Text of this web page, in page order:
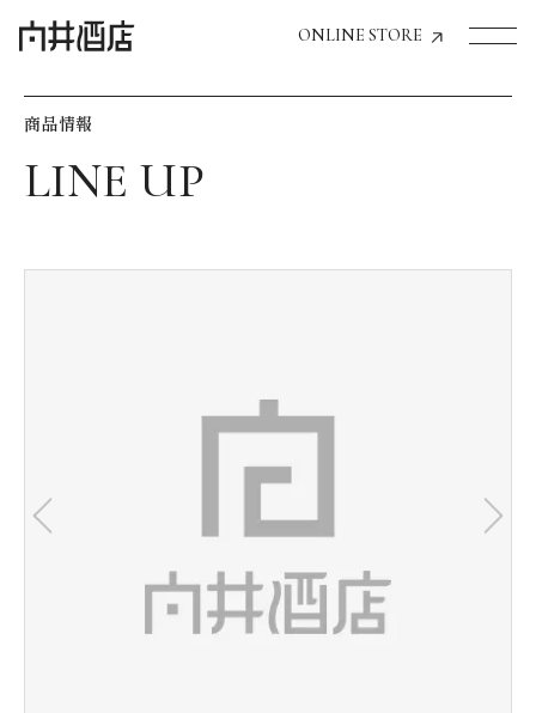
ONLINE STORE
飲食店経営のお客様
お気に入り機能の活用方法
会社情報
商品情報